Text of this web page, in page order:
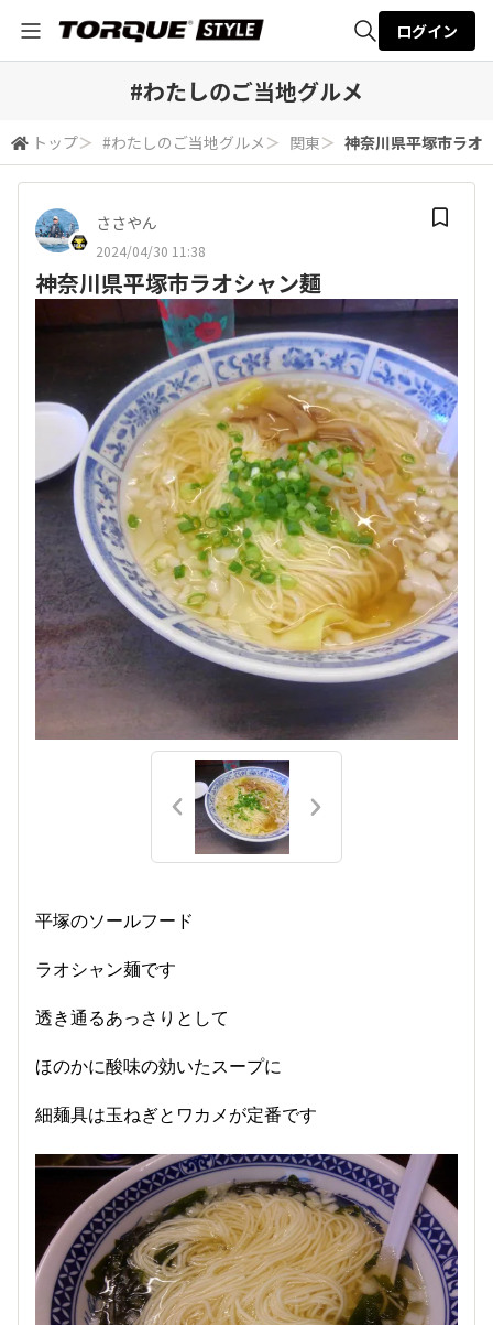
検索
ログイン
#わたしのご当地グルメ
トップ＞ #わたしのご当地グルメ ＞ 関東＞ 神奈川県平塚市ラオ
ささやん
2024/04/30 11:38
神奈川県平塚市ラオシャン麺
平塚のソールフード
ラオシャン麺です
透き通るあっさりとして
ほのかに酸味の効いたスープに
細麺具は玉ねぎとワカメが定番です